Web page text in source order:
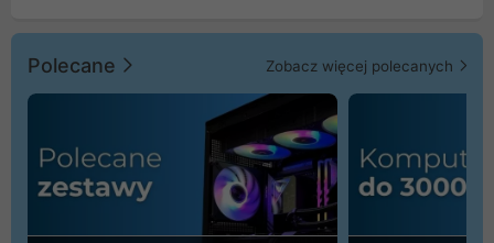
Polecane Zobacz więcej polecanych